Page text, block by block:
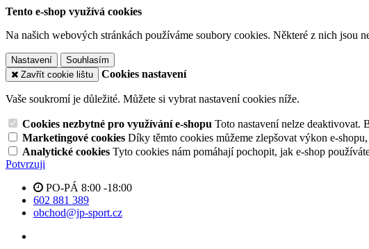
Tento e-shop využívá cookies
Na našich webových stránkách používáme soubory cookies. Některé z nich jsou
Nastavení
Souhlasím
Zavřít cookie lištu
Cookies nastavení
Vaše soukromí je důležité. Můžete si vybrat nastavení cookies níže.
Cookies nezbytné pro využívání e-shopu Toto nastavení nelze deaktivovat.
Marketingové cookies Díky těmto cookies můžeme zlepšovat výkon e-
Analytické cookies Tyto cookies nám pomáhají pochopit, jak e-shop
Potvrzuji
PO-PÁ 8:00 -18:00
602 881 389
obchod@jp-sport.cz